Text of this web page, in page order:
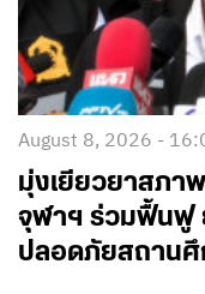
August 8, 2026 -
มุ่งเยียวยาสภา
จุฬาฯ ร่วมฟื้นฟู
ปลอดภัยสถานศึ